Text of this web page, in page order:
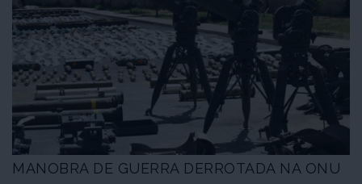
distorce grosseiramente a tão enobrecida “economia de
mercado”. Mas como as sanções atingem interesses
alemães e a própria economia da Alemanha existe
alguma expectativa em saber como irá a União Europeia
reagir a mais esta agressão dos aliados do outro lado
do Atlântico.
MANOBRA DE GUERRA DERROTADA NA ONU